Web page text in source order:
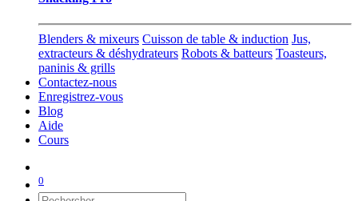
Blenders & mixeurs Cuisson de table & induction Jus,
extracteurs & déshydrateurs Robots & batteurs Toasteurs,
paninis & grills
Contactez-nous
Enregistrez-vous
Blog
Aide
Cours
0